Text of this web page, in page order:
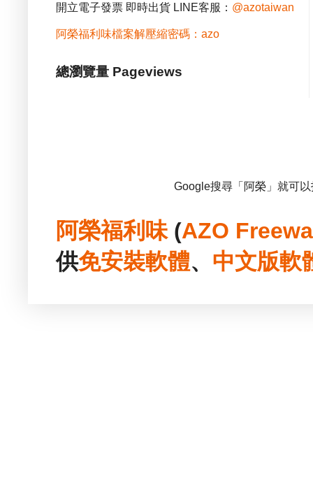
開立電子發票 即時出貨 LINE客服： @azotaiwan
阿榮福利味檔案解壓縮密碼：azo
總瀏覽量 Pageviews
Google搜尋「阿榮」就可
阿榮福利味(AZO
供免安裝軟體、 中文版軟